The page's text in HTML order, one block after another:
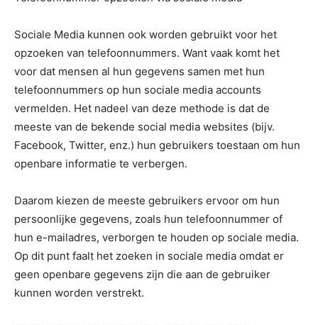
Sociale Media kunnen ook worden gebruikt voor het
opzoeken van telefoonnummers. Want vaak komt het
voor dat mensen al hun gegevens samen met hun
telefoonnummers op hun sociale media accounts
vermelden. Het nadeel van deze methode is dat de
meeste van de bekende social media websites (bijv.
Facebook, Twitter, enz.) hun gebruikers toestaan om hun
openbare informatie te verbergen.
Daarom kiezen de meeste gebruikers ervoor om hun
persoonlijke gegevens, zoals hun telefoonnummer of
hun e-mailadres, verborgen te houden op sociale media.
Op dit punt faalt het zoeken in sociale media omdat er
geen openbare gegevens zijn die aan de gebruiker
kunnen worden verstrekt.